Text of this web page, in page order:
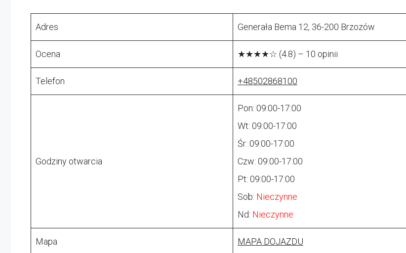
Adres Generała Bema 12, 36-200 Brzozów
Ocena ★★★★☆ (4.8) – 10 opinii
Telefon +48502868100
Godziny otwarcia
Pon: 09:00-17:00
Wt: 09:00-17:00
Śr: 09:00-17:00
Czw: 09:00-17:00
Pt: 09:00-17:00
Sob: Nieczynne
Nd: Nieczynne
Mapa MAPA DOJAZDU